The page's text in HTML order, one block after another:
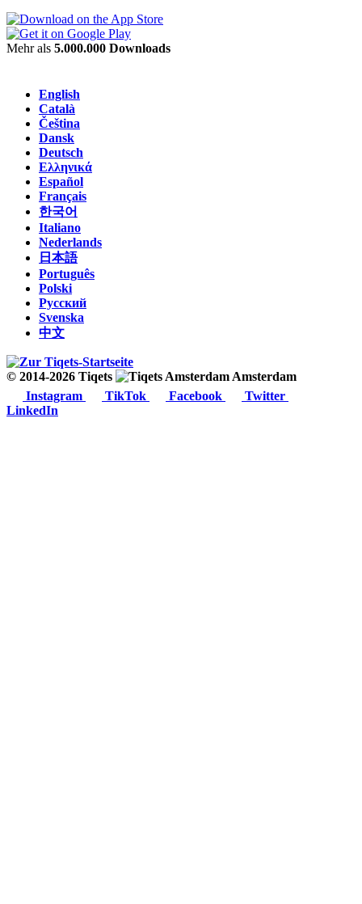
Mehr als 5.000.000 Downloads
English
Català
Čeština
Dansk
Deutsch
Ελληνικά
Español
Français
한국어
Italiano
Nederlands
日本語
Português
Polski
Русский
Svenska
中文
© 2014-2026 Tiqets
Amsterdam
Instagram
TikTok Facebook
Twitter
LinkedIn